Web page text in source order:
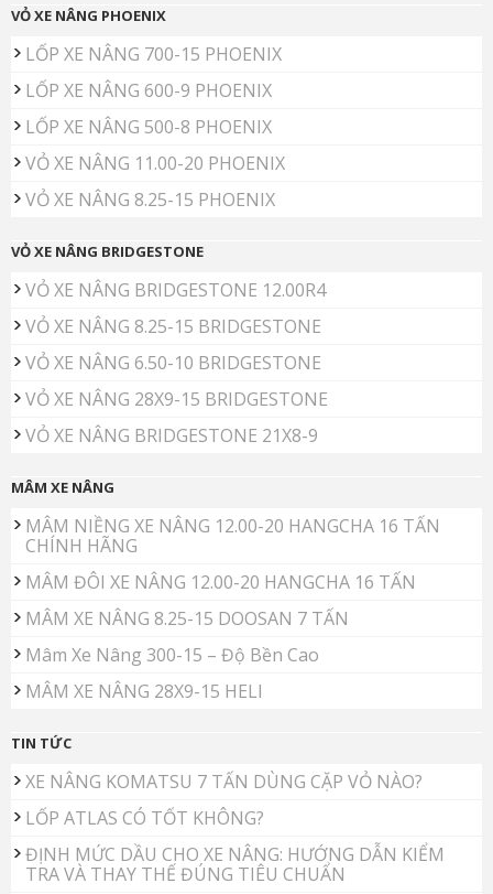
VỎ XE NÂNG PHOENIX
LỐP XE NÂNG 700-15 PHOENIX
LỐP XE NÂNG 600-9 PHOENIX
LỐP XE NÂNG 500-8 PHOENIX
VỎ XE NÂNG 11.00-20 PHOENIX
VỎ XE NÂNG 8.25-15 PHOENIX
VỎ XE NÂNG BRIDGESTONE
VỎ XE NÂNG BRIDGESTONE 12.00R4
VỎ XE NÂNG 8.25-15 BRIDGESTONE
VỎ XE NÂNG 6.50-10 BRIDGESTONE
VỎ XE NÂNG 28X9-15 BRIDGESTONE
VỎ XE NÂNG BRIDGESTONE 21X8-9
MÂM XE NÂNG
MÂM NIỀNG XE NÂNG 12.00-20 HANGCHA 16 TẤN
CHÍNH HÃNG
MÂM ĐÔI XE NÂNG 12.00-20 HANGCHA 16 TẤN
MÂM XE NÂNG 8.25-15 DOOSAN 7 TẤN
Mâm Xe Nâng 300-15 – Độ Bền Cao
MÂM XE NÂNG 28X9-15 HELI
TIN TỨC
XE NÂNG KOMATSU 7 TẤN DÙNG CẶP VỎ NÀO?
LỐP ATLAS CÓ TỐT KHÔNG?
ĐỊNH MỨC DẦU CHO XE NÂNG: HƯỚNG DẪN KIỂM
TRA VÀ THAY THẾ ĐÚNG TIÊU CHUẨN